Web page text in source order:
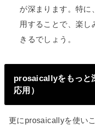
が深まります。特に
用することで、楽
きるでしょう。
prosaicallyをもっと
応用）
更にprosaicallyを使い